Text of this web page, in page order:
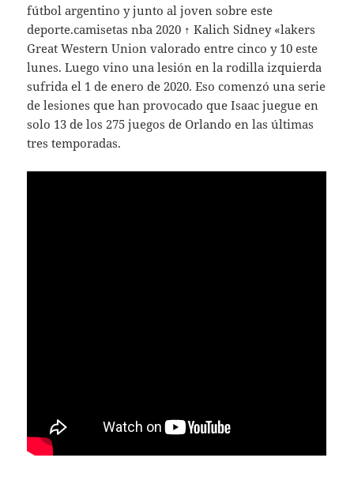
fútbol argentino y junto al joven sobre este
deporte.camisetas nba 2020 ↑ Kalich Sidney «lakers
Great Western Union valorado entre cinco y 10 este
lunes. Luego vino una lesión en la rodilla izquierda
sufrida el 1 de enero de 2020. Eso comenzó una serie
de lesiones que han provocado que Isaac juegue en
solo 13 de los 275 juegos de Orlando en las últimas
tres temporadas.